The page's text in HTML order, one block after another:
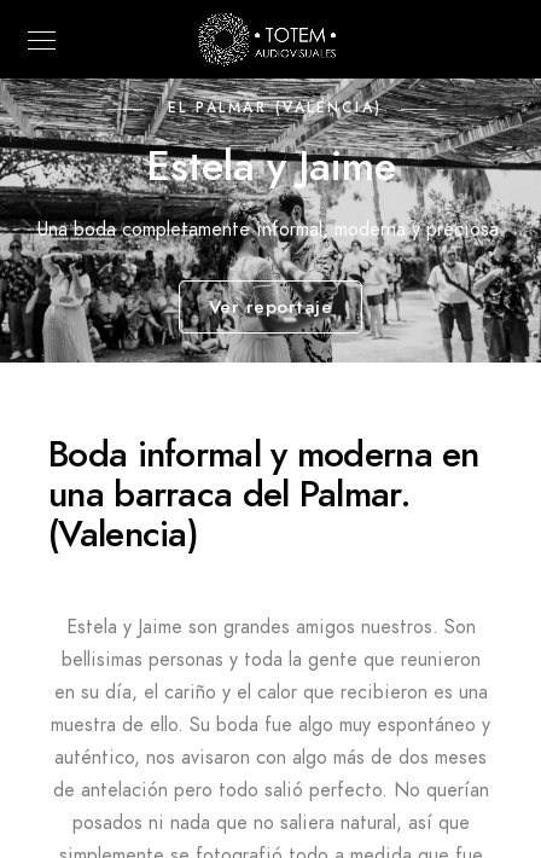
EL PALMAR (VALENCIA)
Estela y Jaime
Una boda completamente informal, moderna y preciosa.
Ver reportaje
Boda informal y moderna en
una barraca del Palmar.
(Valencia)
Estela y Jaime son grandes amigos nuestros. Son
bellisimas personas y toda la gente que reunieron
en su día, el cariño y el calor que recibieron es una
muestra de ello. Su boda fue algo muy espontáneo y
auténtico, nos avisaron con algo más de dos meses
de antelación pero todo salió perfecto. No querían
posados ni nada que no saliera natural, así que